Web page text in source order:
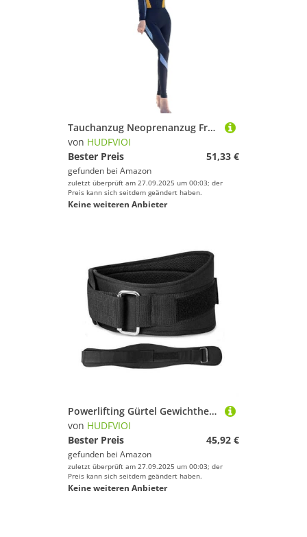
Spaß und Erfolg beim Sportausrüstung!
Zelte von HUDFVIOI
Gewichte von HUDFVIOI
Tauchanzug Neoprenanzug Frauen Schnorcheln Einteiliger Badeanzug Frontreißverschluss Rashguard Combinaison Surf Bademode Tauchanzug Beachwear(Blue with Yellow,L)
von HUDFVIOI
Bester Preis
51,33 €
gefunden bei Amazon
zuletzt überprüft am 27.09.2025 um 00:03; der
Preis kann sich seitdem geändert haben.
Keine weiteren Anbieter
Powerlifting Gürtel Gewichthebergürtel, Fitnessstudio, Fitness, Hantel, Langhantel, Powerlifting, Rückenstütze, Krafttraining, Gewichthebergürtel(S-110cm)
von HUDFVIOI
Bester Preis
45,92 €
gefunden bei Amazon
zuletzt überprüft am 27.09.2025 um 00:03; der
Preis kann sich seitdem geändert haben.
Keine weiteren Anbieter